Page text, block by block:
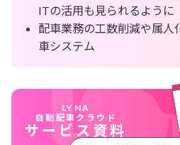
ITの活用も見られるように
配車業務の工数削減や属人
車システム
LYNA
自動配車クラウド
サービス資料